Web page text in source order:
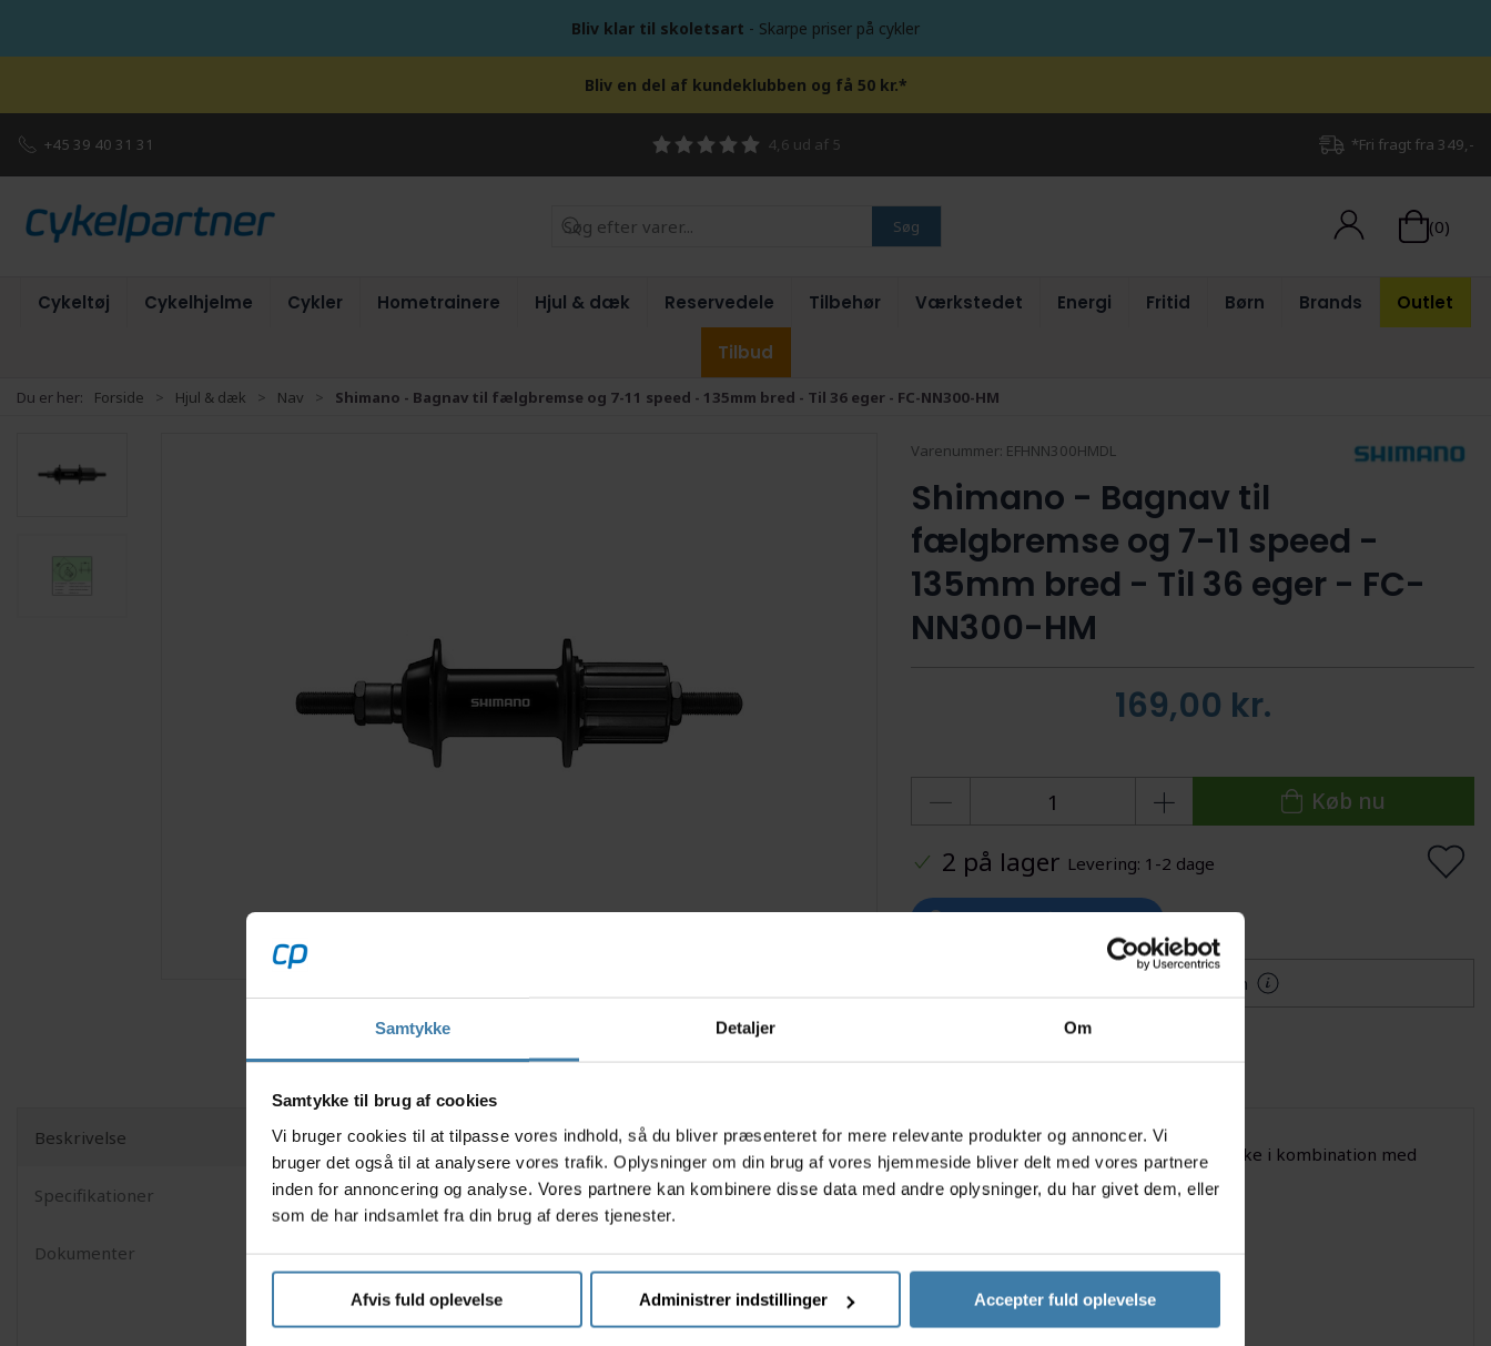
Samtykke Detaljer Om
Samtykke til brug af cookies
Vi bruger cookies til at tilpasse vores indhold, så du bliver præsenteret for mere relevante produkter og annoncer. Vi
bruger det også til at analysere vores trafik. Oplysninger om din brug af vores hjemmeside bliver delt med vores partnere
inden for annoncering og analyse. Vores partnere kan kombinere disse data med andre oplysninger, du har givet dem, eller
som de har indsamlet fra din brug af deres tjenester.
Afvis fuld oplevelse Administrer indstillinger Accepter fuld oplevelse
Bliv klar til skoletsart - Skarpe priser på cykler
Bliv en del af kundeklubben og få 50 kr.*
+45 39 40 31 31 4,6 ud af 5 *Fri fragt fra 349,-
Søg (0)
Cykeltøj Cykelhjelme Cykler Hometrainere Hjul & dæk Reservedele Tilbehør Værkstedet Energi Fritid Børn Brands Outlet
Tilbud
Du er her: Forside Hjul & dæk Nav Shimano - Bagnav til fælgbremse og 7-11 speed - 135mm bred - Til 36 eger - FC-NN300-HM
Varenummer: EFHNN300HMDL
Shimano - Bagnav til
fælgbremse og 7-11 speed -
135mm bred - Til 36 eger - FC-
NN300-HM
169,00 kr.
Køb nu
2 på lager Levering: 1-2 dage
Tilføj til Ønskeskyen
Mere information
Beskrivelse
Specifikationer
Dokumenter
Dette Shimano bagnav er med almindelig aksel til møtrik og anvendes til mountainbike eller trekking bike i kombination med
fælgbremser og er til 7-11 gears kassette og 36 eger.
Specifikationer:
Shimano bagnav model FH-NN300
Passer til 7/8/9/10 eller11 gears kassette
Beregnet til fælgbremse